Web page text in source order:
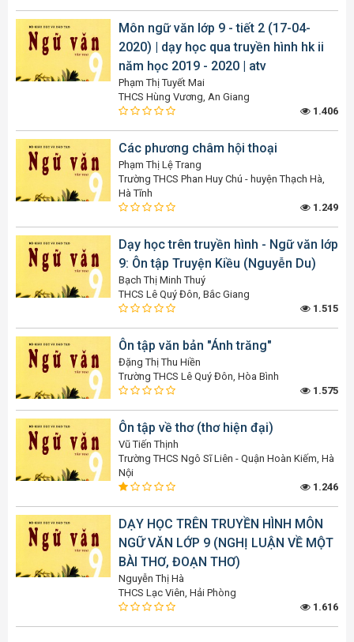
Môn ngữ văn lớp 9 - tiết 2 (17-04-
2020) | dạy học qua truyền hình hk ii
năm học 2019 - 2020 | atv
Phạm Thị Tuyết Mai
THCS Hùng Vương, An Giang
1.406
Các phương châm hội thoại
Phạm Thị Lệ Trang
Trường THCS Phan Huy Chú - huyện Thạch Hà,
Hà Tĩnh
1.249
Dạy học trên truyền hình - Ngữ văn lớp
9: Ôn tập Truyện Kiều (Nguyễn Du)
Bạch Thị Minh Thuý
THCS Lê Quý Đôn, Bắc Giang
1.515
Ôn tập văn bản "Ánh trăng"
Đặng Thị Thu Hiền
Trường THCS Lê Quý Đôn, Hòa Bình
1.575
Ôn tập về thơ (thơ hiện đại)
Vũ Tiến Thịnh
Trường THCS Ngô Sĩ Liên - Quận Hoàn Kiếm, Hà
Nội
1.246
DẠY HỌC TRÊN TRUYỀN HÌNH MÔN
NGỮ VĂN LỚP 9 (NGHỊ LUẬN VỀ MỘT
BÀI THƠ, ĐOẠN THƠ)
Nguyễn Thị Hà
THCS Lạc Viên, Hải Phòng
1.616